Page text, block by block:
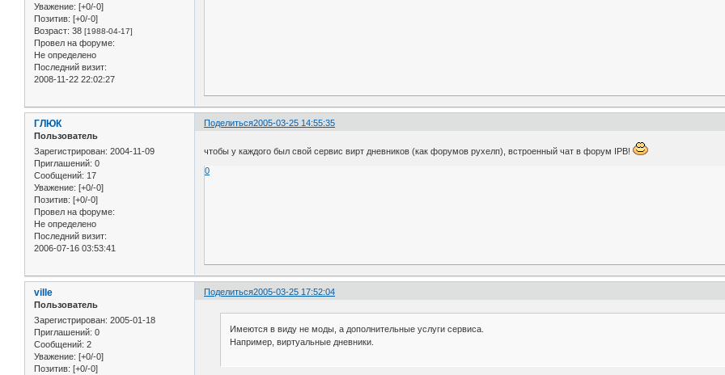
Уважение: [+0/-0]
Позитив: [+0/-0]
Возраст: 38 [1988-04-17]
Провел на форуме:
Не определено
Последний визит:
2008-11-22 22:02:27
Поделиться2005-03-25 14:55:35
ГЛЮК
Пользователь
Зарегистрирован: 2004-11-09
Приглашений: 0
Сообщений: 17
Уважение: [+0/-0]
Позитив: [+0/-0]
Провел на форуме:
Не определено
Последний визит:
2006-07-16 03:53:41
чтобы у каждого был свой сервис вирт дневников (как форумов рухелп), встроенный чат в форум IPB!
0
Поделиться2005-03-25 17:52:04
ville
Пользователь
Зарегистрирован: 2005-01-18
Приглашений: 0
Сообщений: 2
Уважение: [+0/-0]
Позитив: [+0/-0]
Имеются в виду не моды, а дополнительные услуги сервиса.
Например, виртуальные дневники.